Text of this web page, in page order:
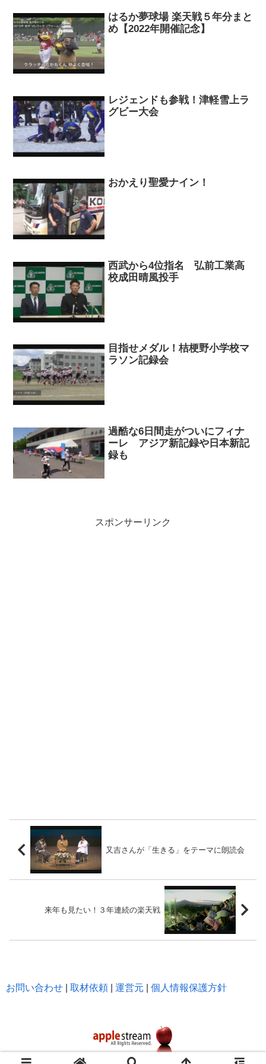
はるか夢球場 楽天戦５年分まと
め【2022年開催記念】
レジェンドも参戦！津軽雪上ラ
グビー大会
おかえり聖愛ナイン！
西武から4位指名 弘前工業高
校成田晴風投手
目指せメダル！桔梗野小学校マ
ラソン記録会
過酷な6日間走がついにフィナ
ーレ アジア新記録や日本新記
録も
スポンサーリンク
又吉さんが「生きる」をテーマに朗読会
来年も見たい！３年連続の楽天戦
お問い合わせ 取材依頼 運営元 個人情報保護方針